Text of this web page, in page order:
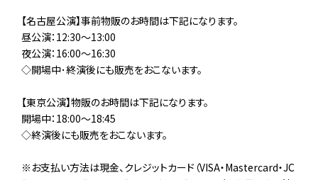
【名古屋公演】事前物販のお時間は下記になります。
昼公演：12:30～13:00
夜公演：16:00～16:30
◇開場中･終演後にも販売をおこないます。
【東京公演】物販のお時間は下記になります。
開場中：18:00～18:45
◇終演後にも販売をおこないます。
※お支払い方法は現金、クレジットカード（VISA・Mastercard・JC